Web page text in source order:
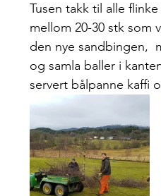
Tusen takk til alle
mellom 20-30 stk
den nye sandbingen,
og samla baller i
servert bålpanne kaffi